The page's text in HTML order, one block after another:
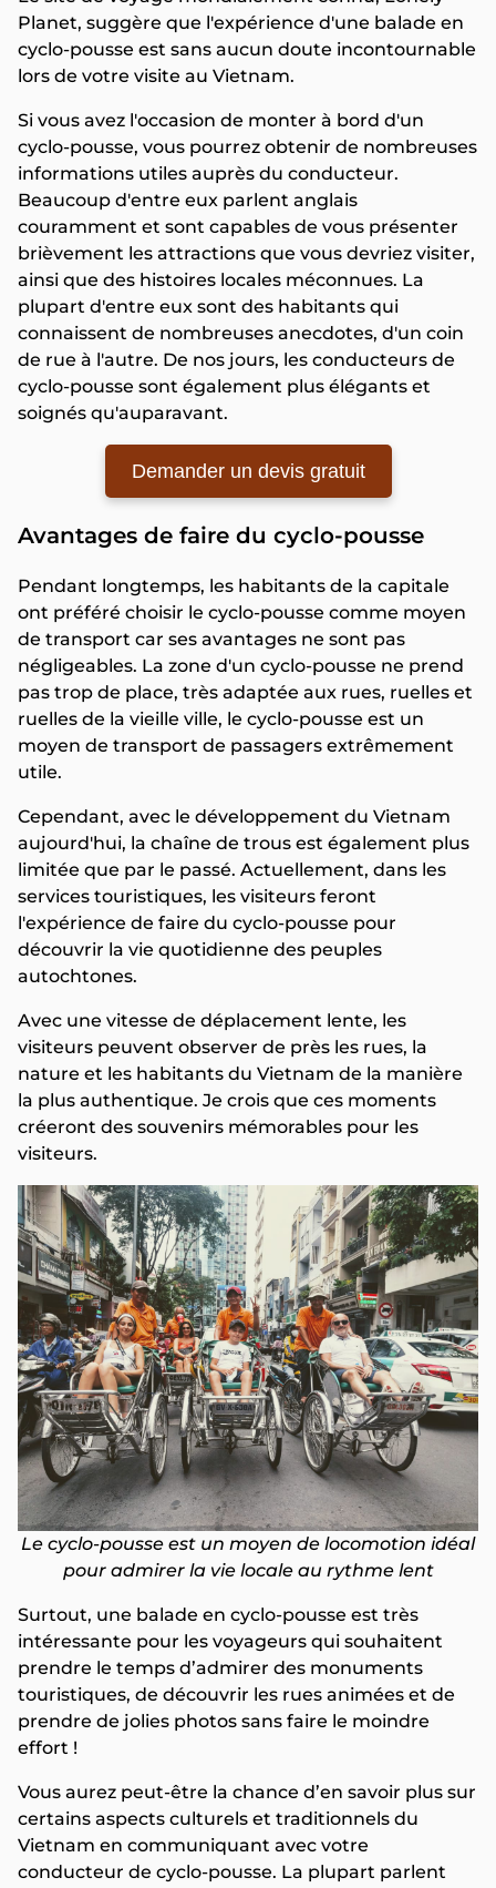
Planet, suggère que l'expérience d'une balade en
cyclo-pousse est sans aucun doute incontournable
lors de votre visite au Vietnam.
Si vous avez l'occasion de monter à bord d'un
cyclo-pousse, vous pourrez obtenir de nombreuses
informations utiles auprès du conducteur.
Beaucoup d'entre eux parlent anglais
couramment et sont capables de vous présenter
brièvement les attractions que vous devriez visiter,
ainsi que des histoires locales méconnues. La
plupart d'entre eux sont des habitants qui
connaissent de nombreuses anecdotes, d'un coin
de rue à l'autre. De nos jours, les conducteurs de
cyclo-pousse sont également plus élégants et
soignés qu'auparavant.
Demander un devis gratuit
Avantages de faire du cyclo-pousse
Pendant longtemps, les habitants de la capitale
ont préféré choisir le cyclo-pousse comme moyen
de transport car ses avantages ne sont pas
négligeables. La zone d'un cyclo-pousse ne prend
pas trop de place, très adaptée aux rues, ruelles et
ruelles de la vieille ville, le cyclo-pousse est un
moyen de transport de passagers extrêmement
utile.
Cependant, avec le développement du Vietnam
aujourd'hui, la chaîne de trous est également plus
limitée que par le passé. Actuellement, dans les
services touristiques, les visiteurs feront
l'expérience de faire du cyclo-pousse pour
découvrir la vie quotidienne des peuples
autochtones.
Avec une vitesse de déplacement lente, les
visiteurs peuvent observer de près les rues, la
nature et les habitants du Vietnam de la manière
la plus authentique. Je crois que ces moments
créeront des souvenirs mémorables pour les
visiteurs.
Le cyclo-pousse est un moyen de locomotion idéal
pour admirer la vie locale au rythme lent
Surtout, une balade en cyclo-pousse est très
intéressante pour les voyageurs qui souhaitent
prendre le temps d’admirer des monuments
touristiques, de découvrir les rues animées et de
prendre de jolies photos sans faire le moindre
effort !
Vous aurez peut-être la chance d’en savoir plus sur
certains aspects culturels et traditionnels du
Vietnam en communiquant avec votre
conducteur de cyclo-pousse. La plupart parlent